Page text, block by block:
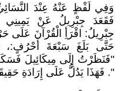
وَفِي لَفْظٍ عَنْهُ عِنْدَ
فَقَعَدَ جِبْرِيلُ عَنْ يَمِينِي
جِبْرِيلُ: اقْرَأِ الْقُرْآنَ عَلَى
حَتَّى بَلَغَ سَبْعَةَ
"فَنَظَرْتُ إِلَى مِيكَائِيلَ
". فَهَذَا يَدُلُّ عَلَى إِرَادَةِ